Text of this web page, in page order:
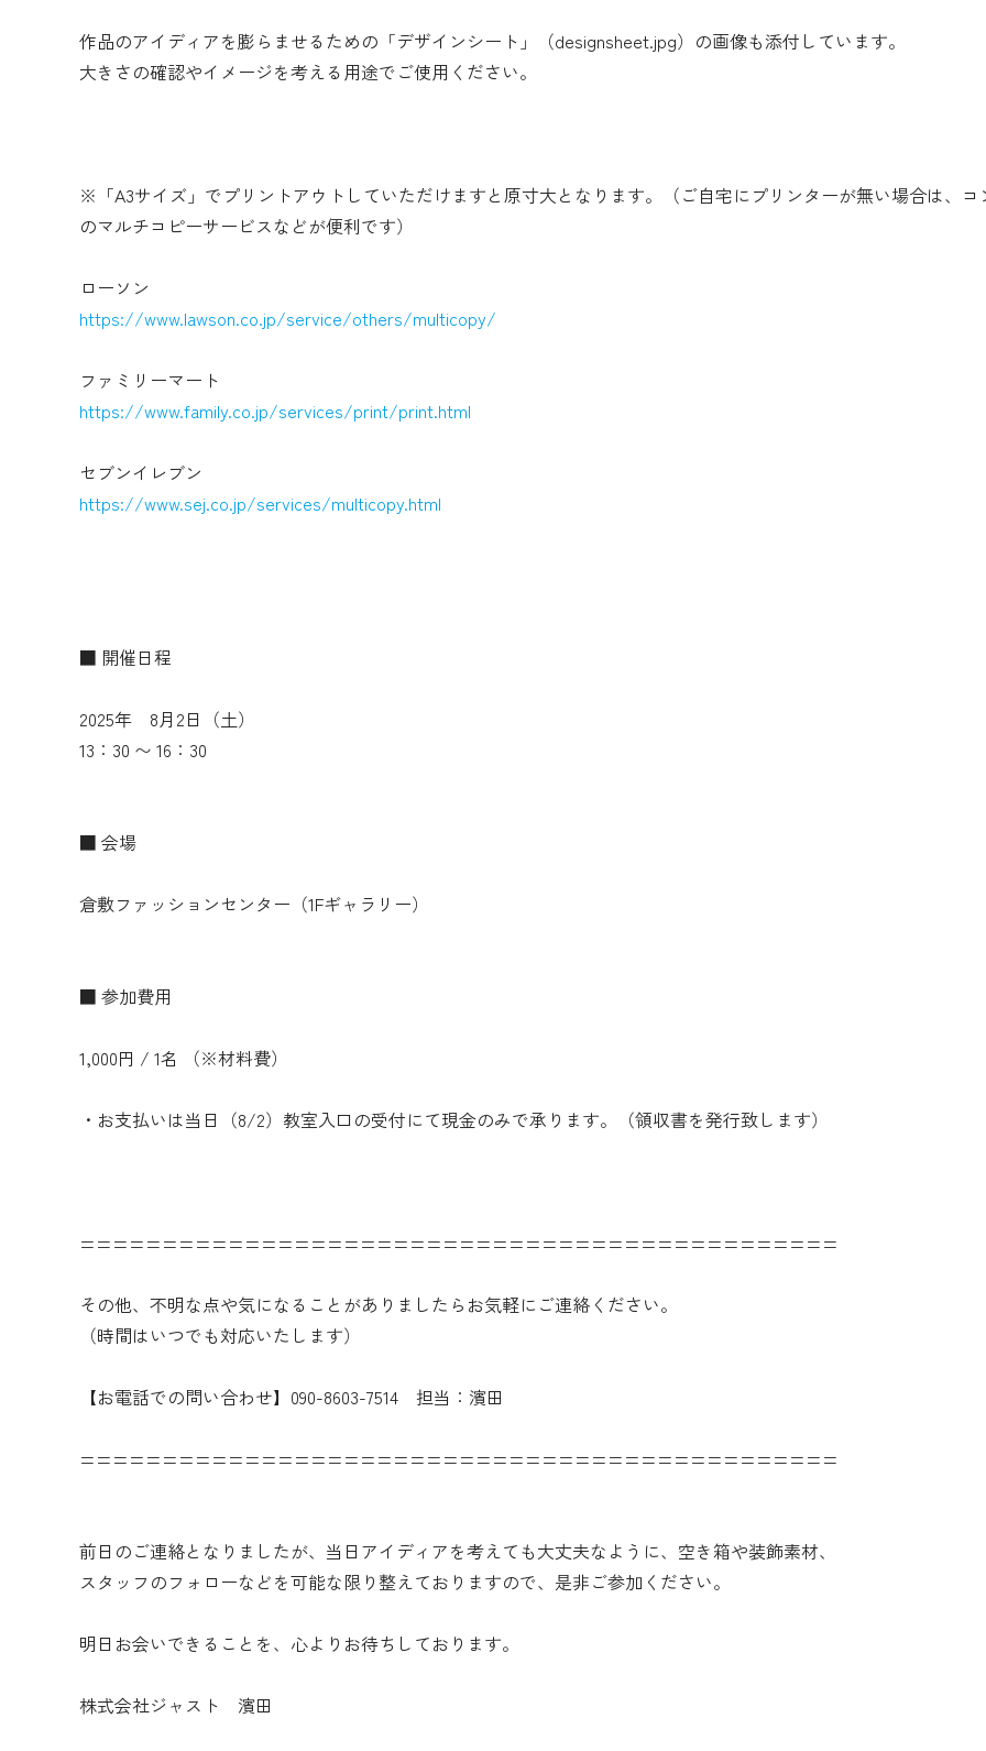
作品のアイディアを膨らませるための「デザインシート」（designsheet.jpg）の画像も添付しています。
大きさの確認やイメージを考える用途でご使用ください。
※「A3サイズ」でプリントアウトしていただけますと原寸大となります。（ご自宅にプリンターが無い場合は、コ
のマルチコピーサービスなどが便利です）
ローソン
https://www.lawson.co.jp/service/others/multicopy/
ファミリーマート
https://www.family.co.jp/services/print/print.html
セブンイレブン
https://www.sej.co.jp/services/multicopy.html
■ 開催日程
2025年 8月2日（土）
13：30 〜 16：30
■ 会場
倉敷ファッションセンター（1Fギャラリー）
■ 参加費用
1,000円 / 1名 （※材料費）
・お支払いは当日（8/2）教室入口の受付にて現金のみで承ります。（領収書を発行致します）
==============================================
その他、不明な点や気になることがありましたらお気軽にご連絡ください。
（時間はいつでも対応いたします）
【お電話での問い合わせ】090-8603-7514 担当：濱田
==============================================
前日のご連絡となりましたが、当日アイディアを考えても大丈夫なように、空き箱や装飾素材、
スタッフのフォローなどを可能な限り整えておりますので、是非ご参加ください。
明日お会いできることを、心よりお待ちしております。
株式会社ジャスト 濱田